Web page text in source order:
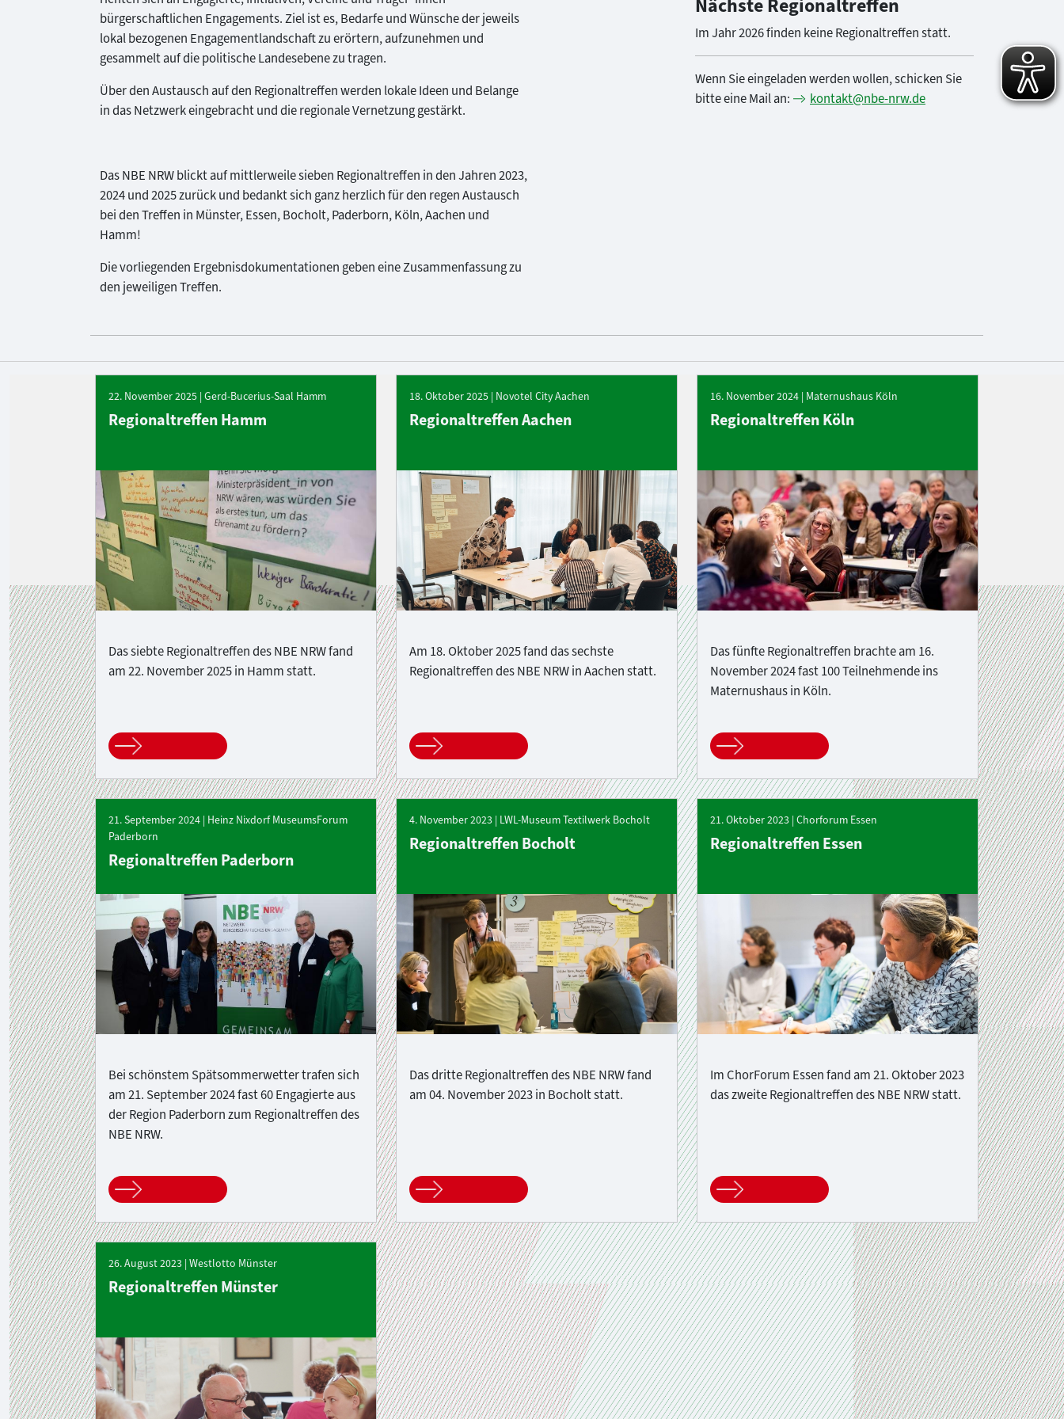
bürgerschaftlichen Engagements. Ziel ist es, Bedarfe und Wünsche der jeweils
lokal bezogenen Engagementlandschaft zu erörtern, aufzunehmen und
gesammelt auf die politische Landesebene zu tragen.
Über den Austausch auf den Regionaltreffen werden lokale Ideen und Belange
in das Netzwerk eingebracht und die regionale Vernetzung gestärkt.
Das NBE NRW blickt auf mittlerweile sieben Regionaltreffen in den Jahren 2023,
2024 und 2025 zurück und bedankt sich ganz herzlich für den regen Austausch
bei den Treffen in Münster, Essen, Bocholt, Paderborn, Köln, Aachen und
Hamm!
Die vorliegenden Ergebnisdokumentationen geben eine Zusammenfassung zu
den jeweiligen Treffen.
Nächste Regionaltreffen
Im Jahr 2026 finden keine Regionaltreffen statt.
Wenn Sie eingeladen werden wollen, schicken Sie
bitte eine Mail an:
kontakt@nbe-nrw.de
22. November 2025 | Gerd-Bucerius-Saal Hamm
Regionaltreffen Hamm
Das siebte Regionaltreffen des NBE NRW fand
am 22. November 2025 in Hamm statt.
18. Oktober 2025 | Novotel City Aachen
Regionaltreffen Aachen
Am 18. Oktober 2025 fand das sechste
Regionaltreffen des NBE NRW in Aachen statt.
16. November 2024 | Maternushaus Köln
Regionaltreffen Köln
Das fünfte Regionaltreffen brachte am 16.
November 2024 fast 100 Teilnehmende ins
Maternushaus in Köln.
21. September 2024 | Heinz Nixdorf MuseumsForum
Paderborn
Regionaltreffen Paderborn
Bei schönstem Spätsommerwetter trafen sich
am 21. September 2024 fast 60 Engagierte aus
der Region Paderborn zum Regionaltreffen des
NBE NRW.
4. November 2023 | LWL-Museum Textilwerk Bocholt
Regionaltreffen Bocholt
Das dritte Regionaltreffen des NBE NRW fand
am 04. November 2023 in Bocholt statt.
21. Oktober 2023 | Chorforum Essen
Regionaltreffen Essen
Im ChorForum Essen fand am 21. Oktober 2023
das zweite Regionaltreffen des NBE NRW statt.
26. August 2023 | Westlotto Münster
Regionaltreffen Münster